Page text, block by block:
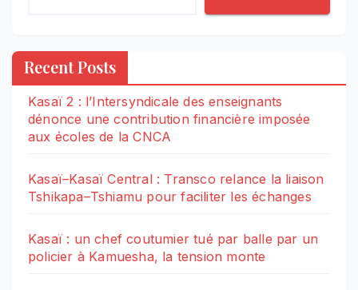
Recent Posts
Kasaï 2 : l’Intersyndicale des enseignants
dénonce une contribution financière imposée
aux écoles de la CNCA
Kasaï–Kasaï Central : Transco relance la liaison
Tshikapa–Tshiamu pour faciliter les échanges
Kasaï : un chef coutumier tué par balle par un
policier à Kamuesha, la tension monte